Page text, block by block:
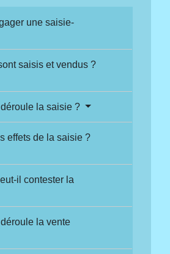
une saisie-
saisis et vendus ?
la saisie ?
effets de la saisie ?
il contester la
la vente